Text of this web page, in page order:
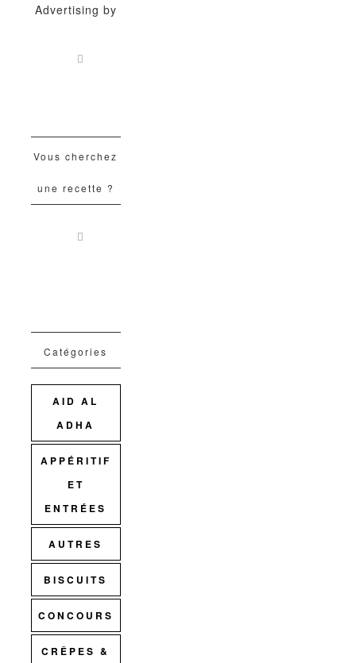
Advertising by
Vous cherchez
une recette ?
Catégories
AID AL
ADHA
APPÉRITIF
ET
ENTRÉES
AUTRES
BISCUITS
CONCOURS
CRÊPES &